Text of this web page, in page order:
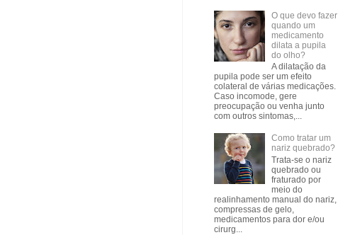
O que devo fazer
quando um
medicamento
dilata a pupila
do olho?
A dilatação da
pupila pode ser um efeito
colateral de várias medicações.
Caso incomode, gere
preocupação ou venha junto
com outros sintomas,...
Como tratar um
nariz quebrado?
Trata-se o nariz
quebrado ou
fraturado por
meio do
realinhamento manual do nariz,
compressas de gelo,
medicamentos para dor e/ou
cirurg...